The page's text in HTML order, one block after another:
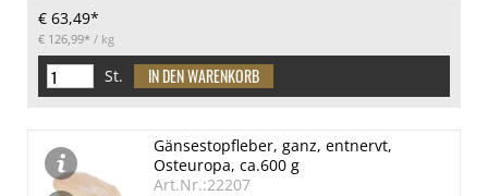
€ 63,49*
€ 126,99* / kg
St.
Gänsestopfleber, ganz, entnervt,
Osteuropa, ca.600 g
Art.Nr.:22207